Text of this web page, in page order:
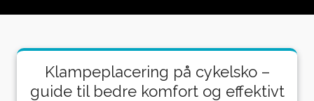
Klampeplacering på cykelsko –
guide til bedre komfort og effektivt